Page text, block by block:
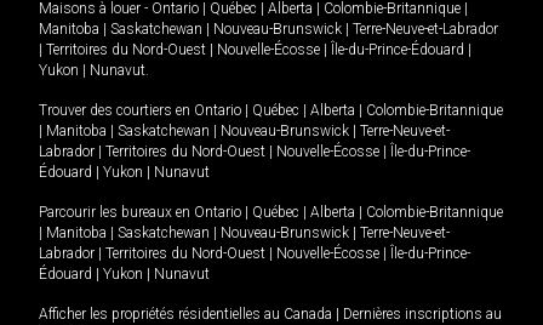
Maisons à louer - Ontario Québec Alberta Colombie-Britannique
Manitoba
Saskatchewan Nouveau-Brunswick
Terre-Neuve-et-Labrador
Territoires du Nord-Ouest Nouvelle-Écosse Île-du-Prince-Édouard
Yukon
Nunavut.
Trouver des courtiers en Ontario Québec Alberta
Colombie-Britannique
Manitoba Saskatchewan Nouveau-Brunswick
Terre-Neuve-et-
Labrador
Territoires du Nord-Ouest Nouvelle-Écosse
Île-du-Prince-
Édouard
Yukon Nunavut
Parcourir les bureaux en Ontario Québec Alberta
Colombie-Britannique
Manitoba Saskatchewan Nouveau-Brunswick
Terre-Neuve-et-
Labrador
Territoires du Nord-Ouest Nouvelle-Écosse
Île-du-Prince-
Édouard
Yukon Nunavut
Afficher les propriétés résidentielles au Canada
Dernières inscriptions au